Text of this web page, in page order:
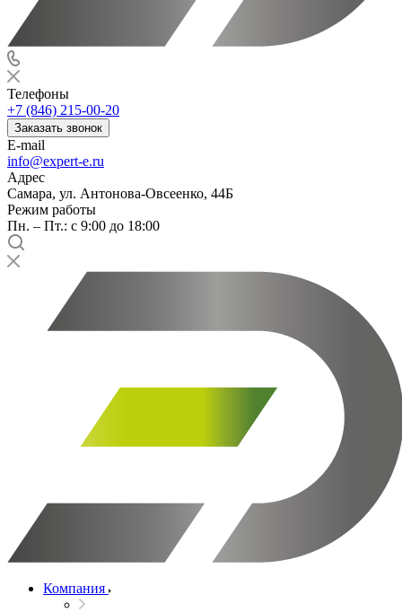
Телефоны
+7 (846) 215-00-20
Заказать звонок
E-mail
info@expert-e.ru
Адрес
Самара, ул. Антонова-Овсеенко, 44Б
Режим работы
Пн. – Пт.: с 9:00 до 18:00
Компания